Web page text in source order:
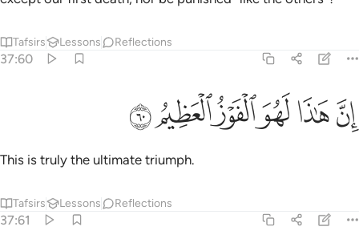
Tafsirs Lessons Reflections
37:60
ان هاذا لهو الفوز العظيم ٦٠
إِنَّ هَـٰذَا لَهُوَ ٱلْفَوْزُ ٱلْعَظِيمُ ٦٠
ﱱﱲﱳﱴﱵﱶ
This is truly the ultimate triumph.
Tafsirs Lessons Reflections
37:61